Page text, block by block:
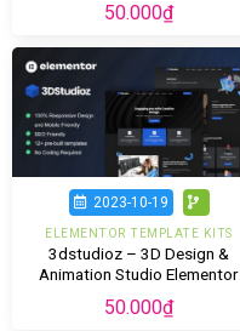
50.000₫
2023-10-19
ELEMENTOR TEMPLATE KITS
3dstudioz – 3D Design &
Animation Studio Elementor
Template Kit
50.000₫